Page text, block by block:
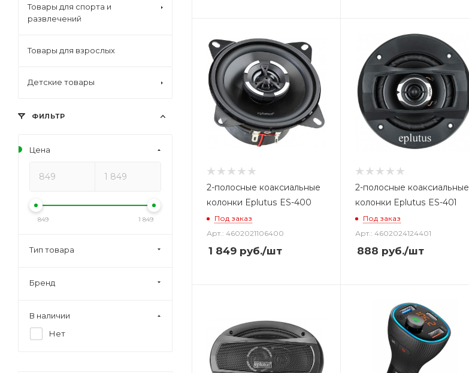
2-полосные коаксиальные
колонки Eplutus ES-400
Под заказ
Арт.: 4602021106400
1 849 руб./шт
2-полосные коаксиальные
колонки Eplutus ES-401
Под заказ
Арт.: 4602024124401
888 руб./шт
Товары для спорта и
развлечений
Товары для взрослых
Детские товары
ФИЛЬТР
Цена
849 1 849
Тип товара
Бренд
В наличии
Нет